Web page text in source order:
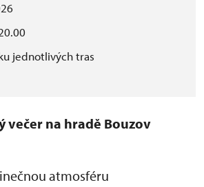
jednotlivých tras
večer na hradě Bouzov
atmosféru